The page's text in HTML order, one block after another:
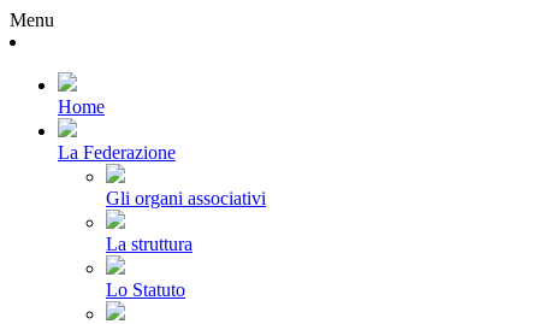
Menu
Home
La Federazione
Gli organi associativi
La struttura
Lo Statuto